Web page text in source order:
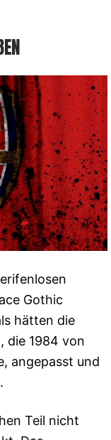
Gothic
hätten die
die 1984 von
angepasst und
Teil nicht